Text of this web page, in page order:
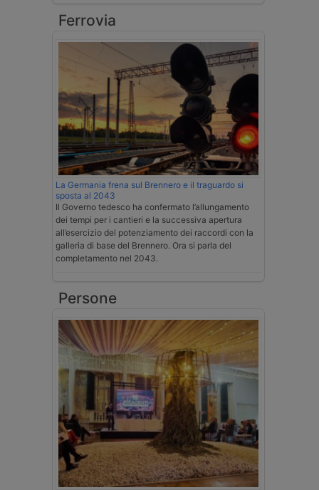
Ferrovia
La Germania frena sul Brennero e il traguardo si
sposta al 2043
Il Governo tedesco ha confermato l’allungamento
dei tempi per i cantieri e la successiva apertura
all’esercizio del potenziamento dei raccordi con la
galleria di base del Brennero. Ora si parla del
completamento nel 2043.
Persone